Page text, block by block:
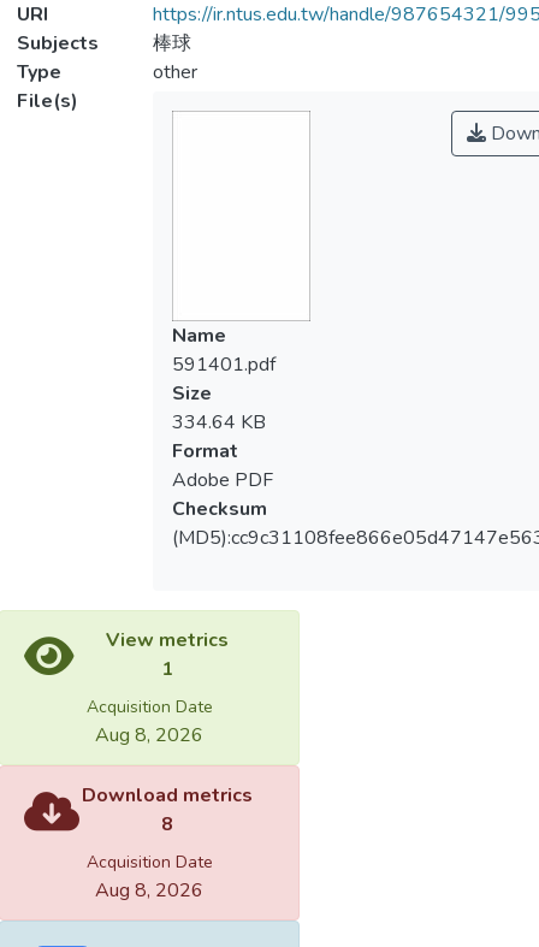
URI
https://ir.ntus.edu.tw/handle/987654321/
Subjects
棒球
Type
other
File(s)
Name
591401.pdf
Size
334.64 KB
Format
Adobe PDF
Checksum
View metrics
1
Acquisition Date
Aug 8, 2026
Download metrics
8
Acquisition Date
Aug 8, 2026